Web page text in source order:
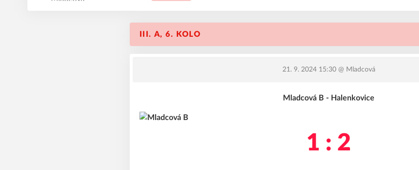
III. A, 6. KOLO
21. 9. 2024 15:30@ Mladcová
Mladcová B - Halenkovice
1 : 2